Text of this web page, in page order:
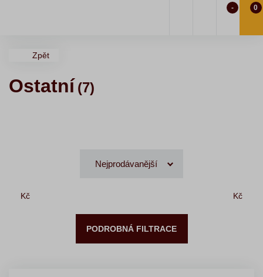
- 0
Zpět
Ostatní (7)
Kč Kč
PODROBNÁ FILTRACE